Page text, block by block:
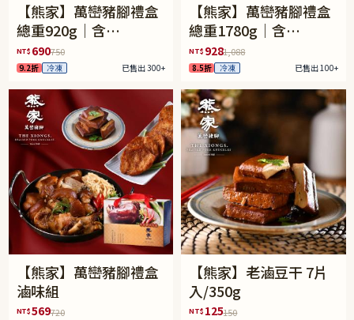
【熊家】萬巒豬腳禮盒
總重920g｜含
600g±5%豬腳含骨
+120g醬包+200g麵線
NT$ 690750
9.2折 冷凍 已售出 300+
【熊家】萬巒豬腳禮盒
總重1780g｜含
1340±5%豬腳含骨
+240g醬包+200g麵線
NT$ 9281,088
8.5折 冷凍 已售出 100+
【熊家】萬巒豬腳禮盒
滷味組
NT$569720
【熊家】老滷豆干 7片
入/350g
NT$ 125150